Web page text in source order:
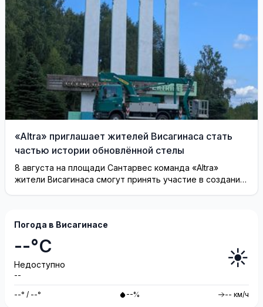
«Altra» приглашает жителей Висагинаса стать
частью истории обновлённой стелы
8 августа на площади Сантарвес команда «Altra»
жители Висагинаса смогут принять участие в создании
Погода в Висагинасе
--°C
Недоступно
--
☀️
--° / --° --% -- км/ч